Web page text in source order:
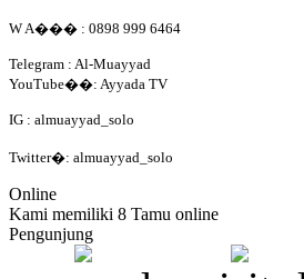
W A��� : 0898 999 6464
Telegram : Al-Muayyad
YouTube��: Ayyada TV
IG : almuayyad_solo
Twitter�: almuayyad_solo
Online
Kami memiliki 8 Tamu online
Pengunjung